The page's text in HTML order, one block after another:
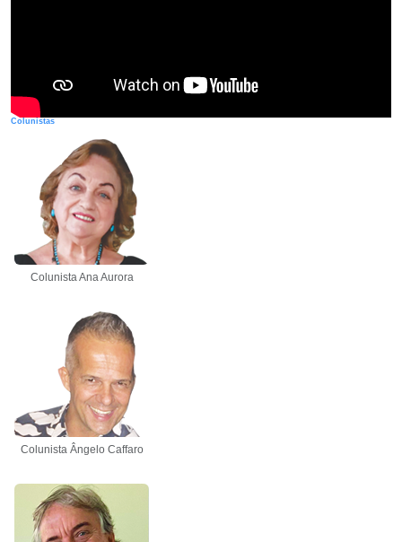
Colunistas
Colunista Ana Aurora
Colunista Ângelo Caffaro